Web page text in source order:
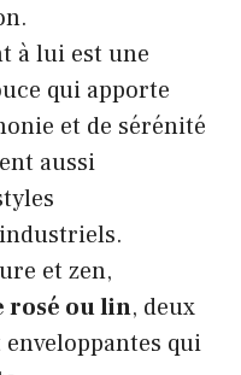
à lui est une
qui apporte
et de sérénité
aussi
et zen,
rosé ou lin, deux
qui